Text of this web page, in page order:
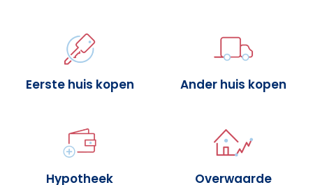
Eerste huis kopen Ander huis kopen
Hypotheek
Overwaarde